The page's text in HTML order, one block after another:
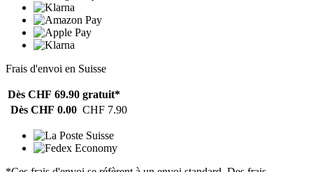
Frais d'envoi en Suisse
Dès CHF 69.90 gratuit*
Dès CHF 0.00 CHF 7.90